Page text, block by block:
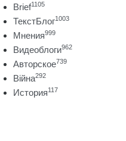
Brief1105
ТекстБлог1003
Мнения999
Видеоблоги962
Авторское739
Війна292
История117